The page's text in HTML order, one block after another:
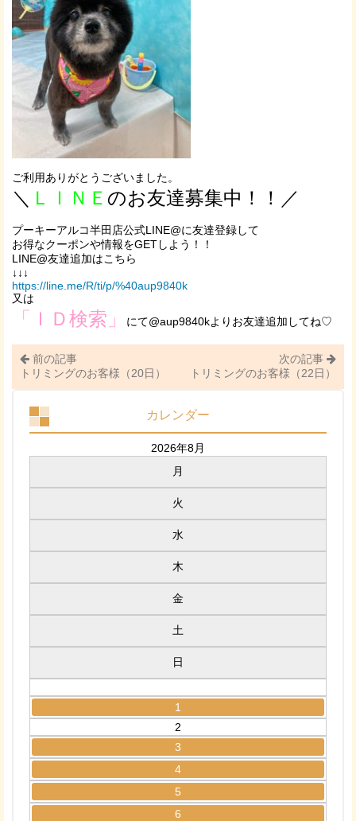
ご利用ありがとうございました。
＼ ＬＩＮＥ のお友達募集中！！／
プーキーアルコ半田店公式LINE@に友達登録して
お得なクーポンや情報をGETしよう！！
LINE@友達追加はこちら
↓↓↓
https://line.me/R/ti/p/%40aup9840k
又は
「ＩＤ検索」 にて@aup9840kよりお友達追加してね♡
前の記事
トリミングのお客様（20日）
次の記事
トリミングのお客様（22日）
カレンダー
2026年8月
月
火
水
木
金
土
日
1
2
3
4
5
6